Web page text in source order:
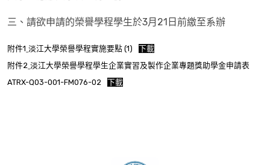
三、請欲申請的榮譽學程學生於3月21日前繳至系辦
附件1ˍ淡江大學榮譽學程實施要點 (1)
下載
附件2ˍ淡江大學榮譽學程學生企業實習及製作企業專題獎助學金申請表
ATRX-Q03-001-FM076-02
下載